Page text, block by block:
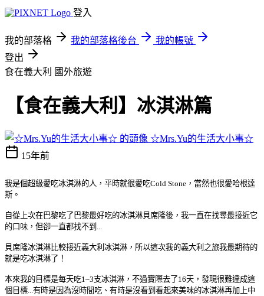
登入
我的部落格 我的部落格後台
我的帳號
登出
食在義大利
國外旅遊
【食在義大利】冰淇淋篇
☆Mrs.Yu的生活大小事☆
15年前
我是個超級愛吃冰淇淋的人，平時就很愛吃Cold Stone，當然也很愛哈根達
斯。
自從上次在巴黎吃了巴黎最好吃的冰淇淋貝席隆後，我一直在找尋最接近它
的口味，但卻一直都找不到...
貝席隆冰淇淋比較接近義大利冰淇淋，所以這次我的義大利之旅我最期待的
就是吃冰淇淋了！
本來我的目標是每天吃1~3支冰淇淋，不過實際去了16天，發現很難達成這
個目標...有時是因為沒時間吃、有時是沒看到看起來美味的冰淇淋再加上中